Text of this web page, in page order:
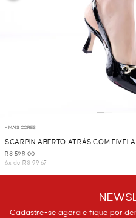
+ MAIS CORES
SCARPIN ABERTO ATRÁS COM
R$ 598,00
6x de R$ 99,67
Cadastre-se agora e fique por